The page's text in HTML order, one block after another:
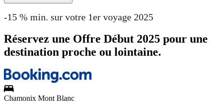
-15 % min. sur votre 1er voyage 2025
Réservez une Offre Début 2025 pour une
destination proche ou lointaine.
Chamonix Mont Blanc